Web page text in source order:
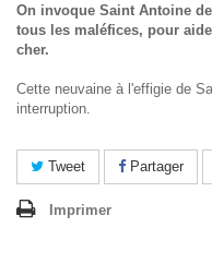
On invoque Saint Antoine
tous les maléfices, pour
cher.
Cette neuvaine à l'effigie de
interruption.
Tweet Partager
Imprimer